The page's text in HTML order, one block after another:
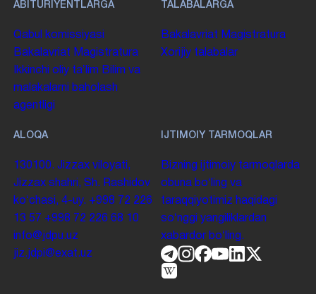
ABITURIYENTLARGA
Qabul komissiyasi
Bakalavriat Magistratura
Ikkinchi oliy taʼlim Bilim va
malakalarni baholash
agentligi
TALABALARGA
Bakalavriat Magistratura
Xorijiy talabalar
ALOQA
130100. Jizzax viloyati,
Jizzax shahri, Sh. Rashidov
koʻchasi, 4-uy. +998 72 226
13 57 +998 72 226 68 10
info@jdpu.uz
jiz.jdpi@exat.uz
IJTIMOIY TARMOQLAR
Bizning ijtimoiy tarmoqlarda
obuna boʻling va
taraqqiyotimiz haqidagi
soʻnggi yangiliklardan
xabardor boʻling.